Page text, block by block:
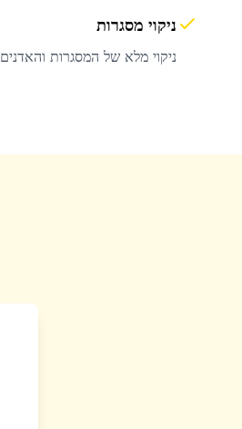
ניקוי מסגרות
ניקוי מלא של המסגרות והאדנים